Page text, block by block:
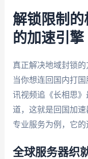
解锁限制的
的加速引擎
真正解决地域封锁的
当你想连回国内打
讯视频追《长相思
道，这就是回国加
专业服务为例，它的
全球服务器织